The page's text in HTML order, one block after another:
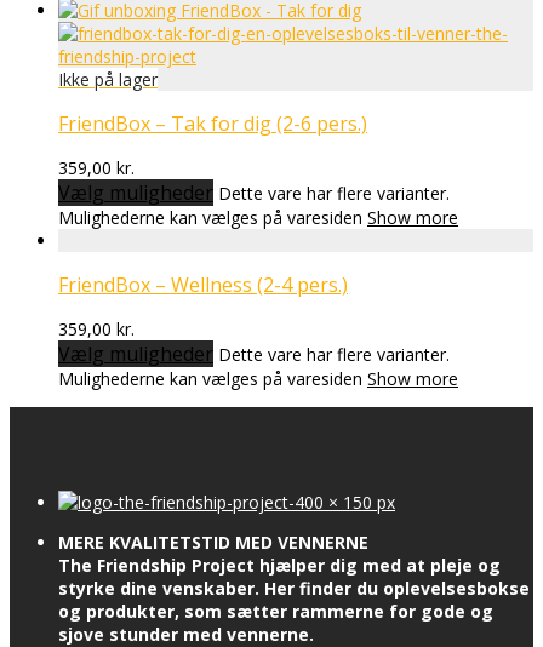
FriendBox – Tak for dig (2-6 pers.)
359,00 kr.
Vælg muligheder Dette vare har flere varianter.
Mulighederne kan vælges på varesiden Show more
FriendBox – Wellness (2-4 pers.)
359,00 kr.
Vælg muligheder Dette vare har flere varianter.
Mulighederne kan vælges på varesiden Show more
MERE KVALITETSTID MED VENNERNE
The Friendship Project hjælper dig med at pleje og
styrke dine venskaber. Her finder du oplevelsesbokse
og produkter, som sætter rammerne for gode og
sjove stunder med vennerne.